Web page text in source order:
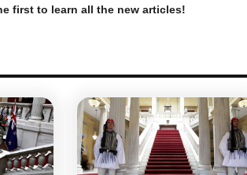
first to learn all the new articles!